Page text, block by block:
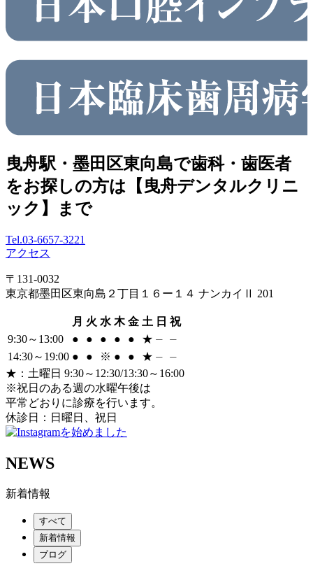
曳舟駅・墨田区東向島で歯科・歯医者
をお探しの方は【曳舟デンタルクリニ
ック】まで
Tel.03-6657-3221
アクセス
〒131-0032
東京都墨田区東向島２丁目１６ー１４ ナンカイⅡ 201
月 火 水 木 金 土 日 祝
9:30～13:00
● ● ● ● ● ★ ⏤ ⏤
14:30～19:00 ● ● ※ ● ● ★ ⏤ ⏤
★ ：土曜日 9:30～12:30/13:30～16:00
※祝日のある週の水曜午後は
平常どおりに診療を行います。
休診日：日曜日、祝日
NEWS
新着情報
すべて
新着情報
ブログ